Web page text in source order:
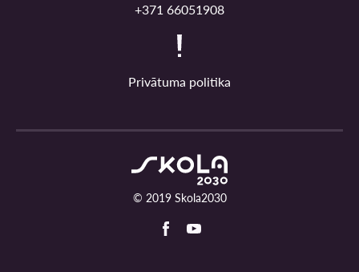
+371 66051908
Privātuma politika
© 2019 Skola2030